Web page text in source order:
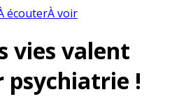
écouterÀ voir
vies valent
psychiatrie !